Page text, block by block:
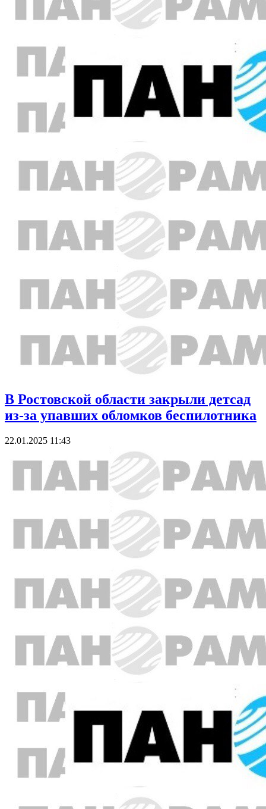
В Ростовской области закрыли детсад
из-за упавших обломков беспилотника
22.01.2025 11:43